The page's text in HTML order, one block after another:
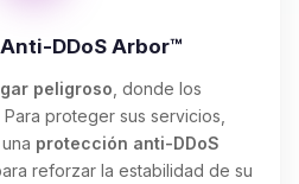
DDoS Arbor™
peligroso , donde los
proteger sus servicios,
protección anti-DDoS
reforzar la estabilidad de su